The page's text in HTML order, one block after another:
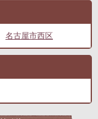
名古屋市西区